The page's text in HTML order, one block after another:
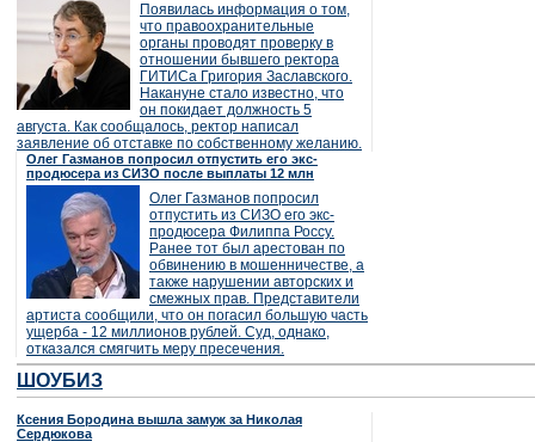
Появилась информация о том,
что правоохранительные
органы проводят проверку в
отношении бывшего ректора
ГИТИСа Григория Заславского.
Накануне стало известно, что
он покидает должность 5
августа. Как сообщалось, ректор написал
заявление об отставке по собственному желанию.
Олег Газманов попросил отпустить его экс-
продюсера из СИЗО после выплаты 12 млн
Олег Газманов попросил
отпустить из СИЗО его экс-
продюсера Филиппа Россу.
Ранее тот был арестован по
обвинению в мошенничестве, а
также нарушении авторских и
смежных прав. Представители
артиста сообщили, что он погасил большую часть
ущерба - 12 миллионов рублей. Суд, однако,
отказался смягчить меру пресечения.
ШОУБИЗ
Ксения Бородина вышла замуж за Николая
Сердюкова